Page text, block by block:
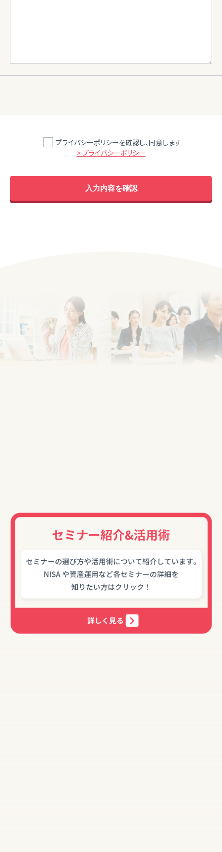
プライバシーポリシーを確認し、同意します
> プライバシーポリシー
入力内容を確認